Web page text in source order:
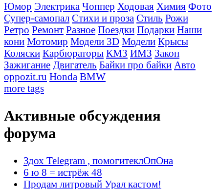
Юмор Электрика Чоппер Ходовая Химия Фото
Супер-самопал Стихи и проза Стиль Рожи
Ретро Ремонт Разное Поездки Подарки Наши
кони Мотомир Модели 3D Модели Крысы
Коляски Карбюраторы КМЗ ИМЗ Закон
Зажигание Двигатель Байки про байки Авто
oppozit.ru Honda BMW
more tags
Активные обсуждения
форума
Здох Telegram , помогитеклОпОна
6 ю 8 = истрёж 48
Продам литровый Урал кастом!